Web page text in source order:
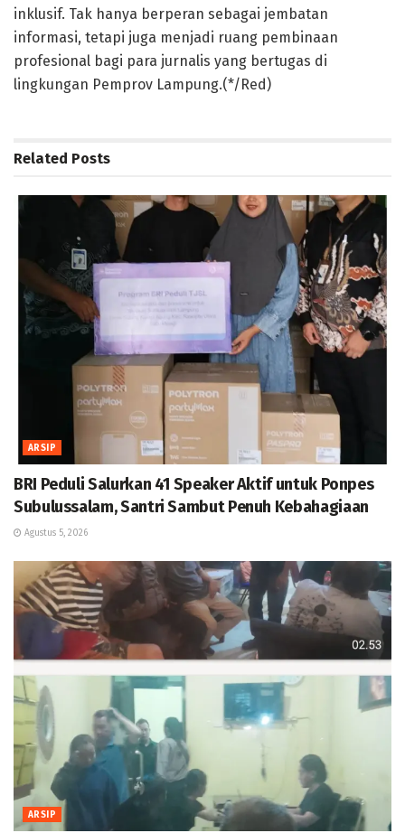
inklusif. Tak hanya berperan sebagai jembatan
informasi, tetapi juga menjadi ruang pembinaan
profesional bagi para jurnalis yang bertugas di
lingkungan Pemprov Lampung.(*/Red)
Related Posts
ARSIP
BRI Peduli Salurkan 41 Speaker Aktif untuk Ponpes
Subulussalam, Santri Sambut Penuh Kebahagiaan
Agustus 5, 2026
ARSIP